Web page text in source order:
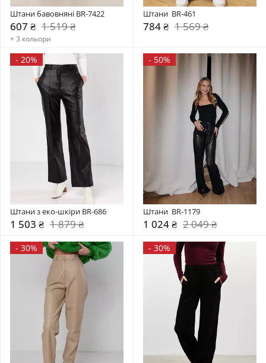
Штани бавовняні BR-7422
607 ₴ 1 519 ₴
+ 3 кольори
Штани  BR-461
784 ₴ 1 569 ₴
- 20%
Штани з еко-шкіри BR-686
1 503 ₴ 1 879 ₴
- 50%
Штани  BR-1179
1 024 ₴ 2 049 ₴
- 30% - 30%